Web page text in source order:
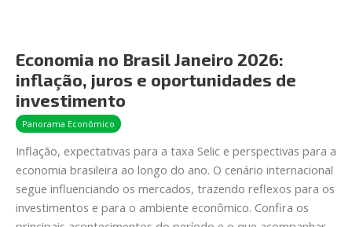
Economia no Brasil Janeiro 2026:
inflação, juros e oportunidades de
investimento
Panorama Econômico
Inflação, expectativas para a taxa Selic e perspectivas para a
economia brasileira ao longo do ano. O cenário internacional
segue influenciando os mercados, trazendo reflexos para os
investimentos e para o ambiente econômico. Confira os
Brasil
Janeiro
2026:
inflação,
juros
e
oportunidades
de
investimento